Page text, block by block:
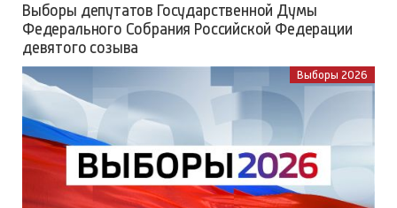
Выборы депутатов Государственной Думы
Федерального Собрания Российской Федерации
девятого созыва
Выборы 2026